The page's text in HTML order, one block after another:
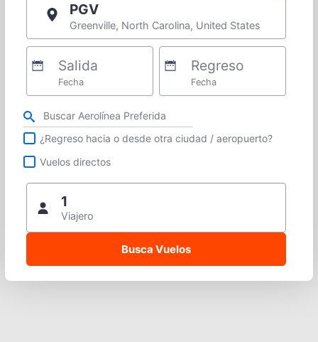
PGV
Greenville, North Carolina, United States
Salida
Fecha
Regreso
Fecha
Refina tu búsqueda por aerolínea, ciudad o aeropuerto o vuelos directos
¿Regreso hacia o desde otra ciudad / aeropuerto?
Vuelos directos
1
Viajero